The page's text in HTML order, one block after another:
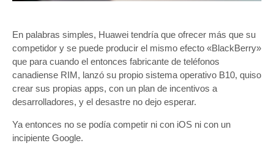
En palabras simples, Huawei tendría que ofrecer más que su
competidor y se puede producir el mismo efecto «BlackBerry»
que para cuando el entonces fabricante de teléfonos
canadiense RIM, lanzó su propio sistema operativo B10, quiso
crear sus propias apps, con un plan de incentivos a
desarrolladores, y el desastre no dejo esperar.
Ya entonces no se podía competir ni con iOS ni con un
incipiente Google.